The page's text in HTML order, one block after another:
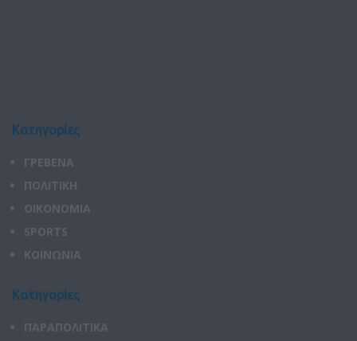
Κατηγορίες
ΓΡΕΒΕΝΑ
ΠΟΛΙΤΙΚΗ
ΟΙΚΟΝΟΜΙΑ
SPORTS
ΚΟΙΝΩΝΙΑ
Κατηγορίες
ΠΑΡΑΠΟΛΙΤΙΚΑ